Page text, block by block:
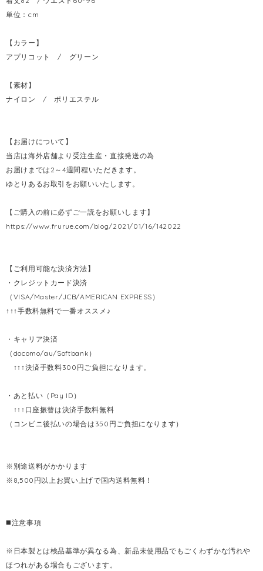
単位：cm
【カラー】
アプリコット / グリーン
【素材】
ナイロン / ポリエステル
【お届けについて】
当店は海外店舗より受注生産・直接発送の為
お届けまでは2～4週間程いただきます。
ゆとりあるお取引をお願いいたします。
【ご購入の前に必ずご一読をお願いします】
https://www.frurue.com/blog/2021/01/16/142022
【ご利用可能な決済方法】
・クレジットカード決済
（VISA/Master/JCB/AMERICAN EXPRESS）
↑↑↑手数料無料で一番オススメ♪
・キャリア決済
（docomo/au/Softbank）
↑↑↑決済手数料300円ご負担になります。
・あと払い（Pay ID）
↑↑↑口座振替は決済手数料無料
（コンビニ後払いの場合は350円ご負担になります）
※別途送料がかかります
※8,500円以上お買い上げで国内送料無料！
◼️注意事項
※日本製とは検品基準が異なる為、新品未使用品でもごくわずかな汚れや
ほつれがある場合もございます。